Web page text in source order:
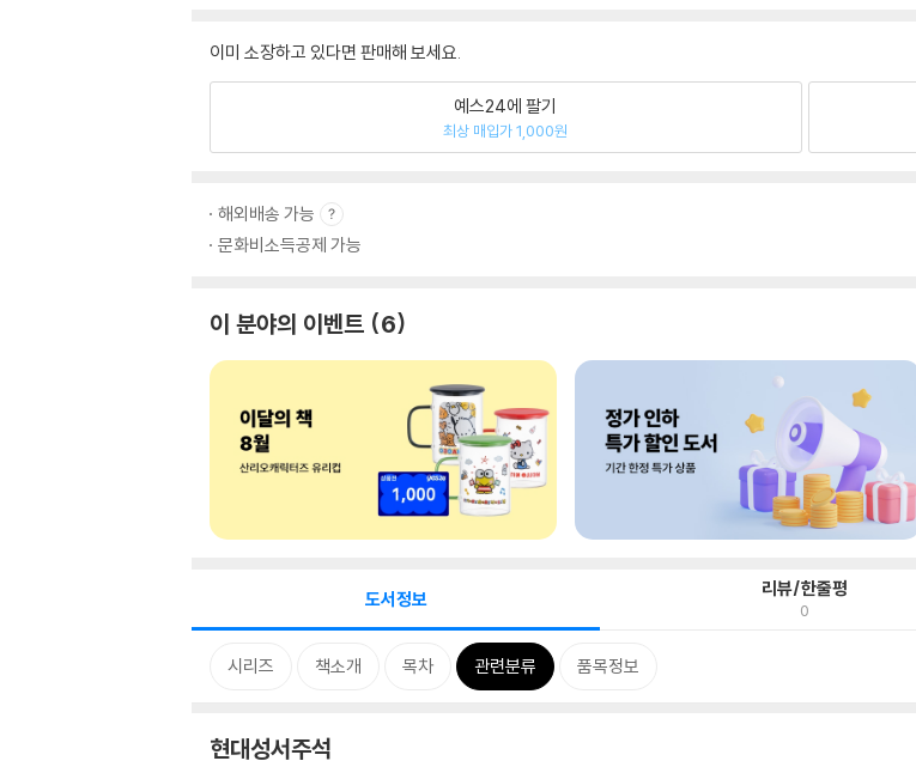
이미 소장하고 있다면 판매해 보세요.
예스24에 팔기
최상 매입가 1,000원
해외배송 가능
문화비소득공제 가능
이 분야의 이벤트 6
도서정보 리뷰/한줄평
0
시리즈 책소개 목차 관련분류 품목정보
현대성서주석